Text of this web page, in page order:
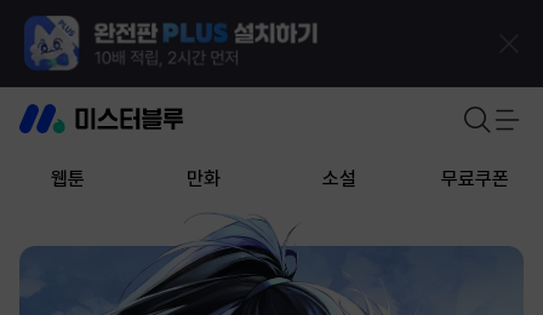
웹툰 만화 소설 무료쿠폰